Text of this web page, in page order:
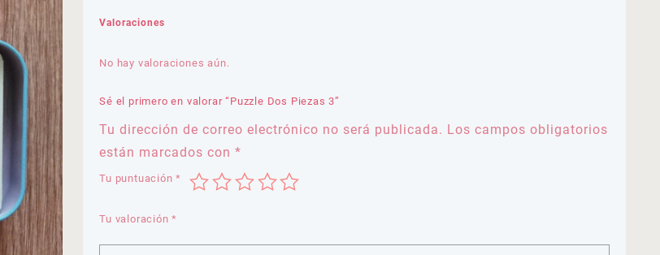
Valoraciones
No hay valoraciones aún.
Sé el primero en valorar “Puzzle Dos Piezas 3”
Tu dirección de correo electrónico no será publicada. Los campos obligatorios
están marcados con*
Tu puntuación*
Tu valoración*